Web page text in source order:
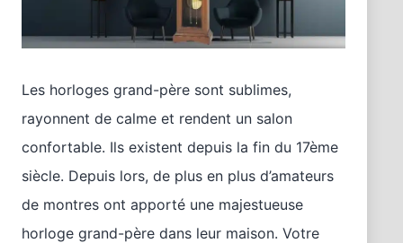
Les horloges grand-père sont sublimes,
rayonnent de calme et rendent un salon
confortable. Ils existent depuis la fin du 17ème
siècle. Depuis lors, de plus en plus d’amateurs
de montres ont apporté une majestueuse
horloge grand-père dans leur maison. Votre